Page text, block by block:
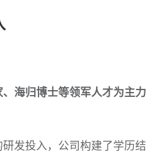
海归博士等领军人才为主力
发投入，公司构建了学历结